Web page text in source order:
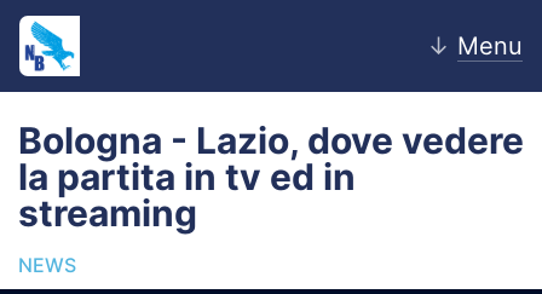
↓ Menu
Home
News
Bologna - Lazio, dove vedere
la partita in tv ed in
streaming
NEWS